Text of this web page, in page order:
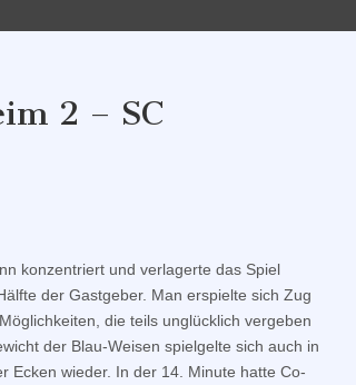
2 – SC
konzentriert und verlagerte das Spiel
der Gastgeber. Man erspielte sich Zug
die teils unglücklich vergeben
der Blau-Weisen spielgelte sich auch in
Ecken wieder. In der 14. Minute hatte Co-